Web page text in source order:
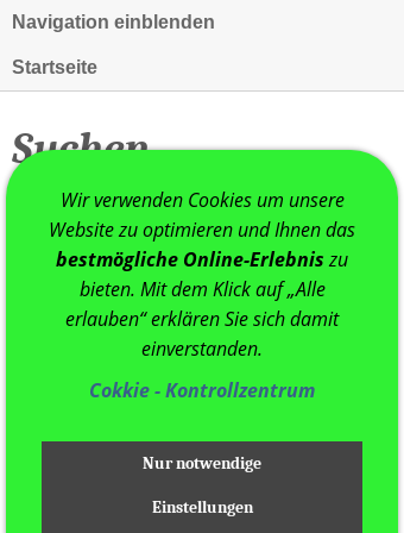
Navigation einblenden
Startseite
Suchen
Wir verwenden Cookies um unsere
Website zu optimieren und Ihnen das
bestmögliche Online-Erlebniszu
bieten. Mit dem Klick auf „Alle
erlauben“ erklären Sie sich damit
einverstanden.
Cokkie - Kontrollzentrum
Nur notwendige
Einstellungen